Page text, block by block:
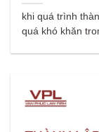
khi quá trình
quá khó khăn